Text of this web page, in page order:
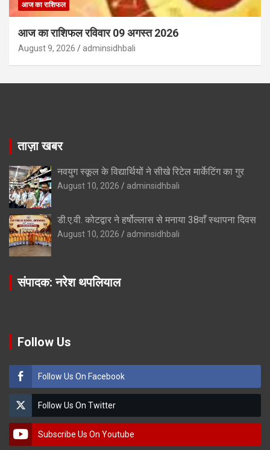
आज का राशिफल
आज का राशिफल रविवार 09 अगस्त 2026
August 9, 2026 adminsidhbali
ताज़ा खबर
नवयुग स्कूल के विद्यार्थियों ने सीखे रिटेल मार्केटिंग का गुर
August 10, 2026 adminsidhbali
डी.ए.वी. कोटद्वार ने हर्षोल्लास से मनाया 38वाँ स्थापना दिवस
August 10, 2026 adminsidhbali
संपादक: नरेश थपलियाल
Follow Us
Follow Us On Facebook
Follow Us On Twitter
Subscribe Us On Youtube